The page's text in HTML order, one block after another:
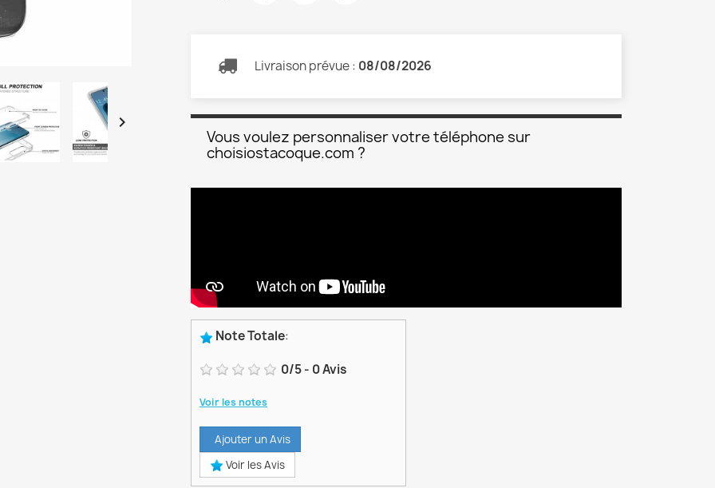

Livraison prévue : 08/08/2026
Vous voulez personnaliser votre téléphone sur
choisiostacoque.com ?
Note Totale:
0/5- 0Avis
Voir les notes
Ajouter un Avis
Voir les Avis